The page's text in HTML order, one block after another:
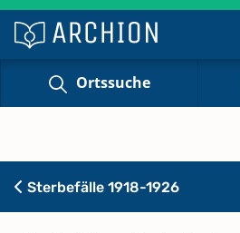
Ortssuche
Sterbefälle 1918-1926